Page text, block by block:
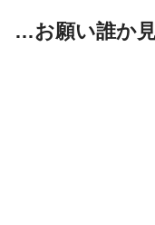
…お願い誰か